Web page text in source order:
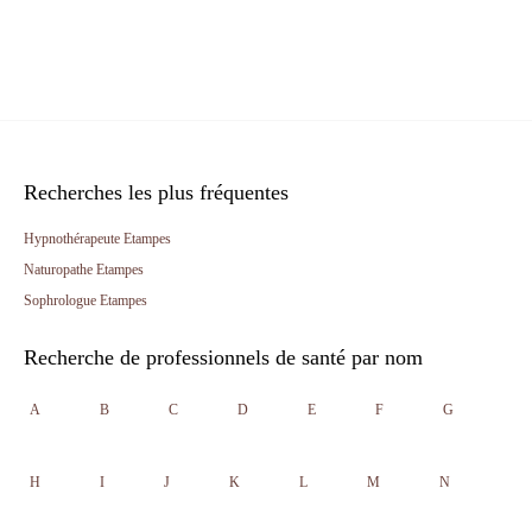
Recherches les plus fréquentes
Hypnothérapeute Etampes
Naturopathe Etampes
Sophrologue Etampes
Recherche de professionnels de santé par nom
A B C D E F G
H I J K L M N